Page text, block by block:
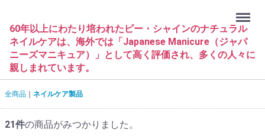
60年以上にわたり培われたピー・シャインのナチュラル
ネイルケアは、海外では「Japanese Manicure（ジャパ
ニーズマニキュア）」として高く評価され、多くの人々に
親しまれています。
Menu
全商品 ネイルケア製品
21件の商品がみつかりました。